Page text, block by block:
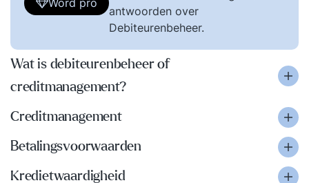
Word pro
antwoorden over
Debiteurenbeheer.
Wat is debiteurenbeheer of
creditmanagement?
Creditmanagement
Betalingsvoorwaarden
Kredietwaardigheid